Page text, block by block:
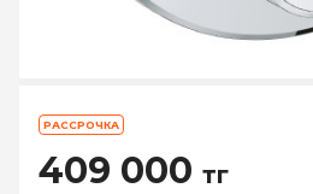
РАССРОЧКА
409 000 тг